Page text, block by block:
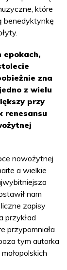
które
benedyktynkę
epokach,
zna
z wielu
przy
renesansu
nowożytnej
a wielkie
nam
zapisy
przykład
przypomniała
tym autorka